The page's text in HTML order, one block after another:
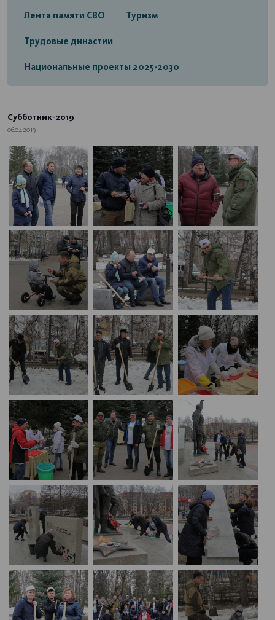
Лента памяти СВО Туризм
Трудовые династии
Национальные проекты 2025-2030
Субботник-2019
06.04.2019